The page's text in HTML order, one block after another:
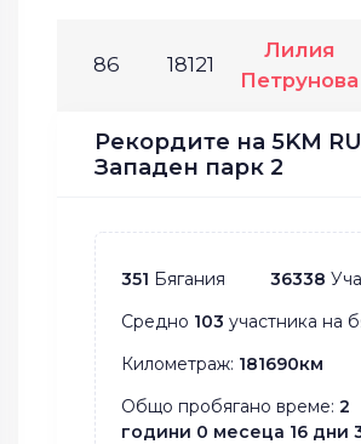
86 18121
Лилия
Петрунова
Рекордите на 5KM
Западен парк 2
351 Бягания 36338
Средно 103 участника на
Километраж: 181690км
Общо пробягано време: 2
години 0 месеца 16 дни